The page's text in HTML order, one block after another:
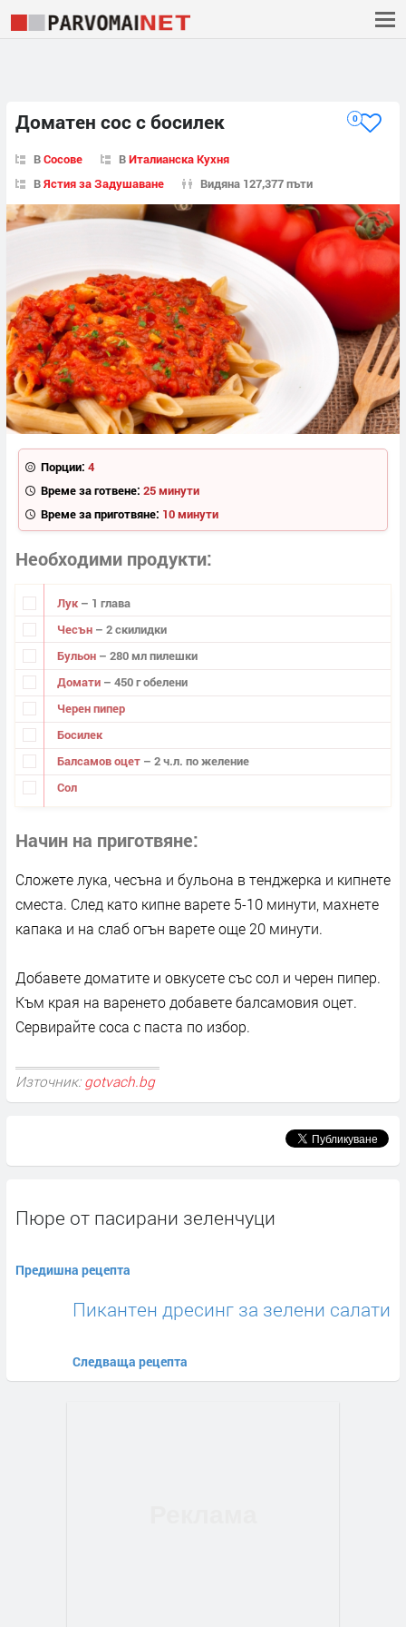
Доматен сос с босилек 0
ВСосове ВИталианска Кухня
ВЯстия за Задушаване Видяна 127,377 пъти
Порции: 4
Време за готвене: 25 минути
Време за приготвяне: 10 минути
Необходими продукти
Лук – 1 глава
Чесън – 2 скилидки
Бульон – 280 мл пилешки
Домати – 450 г обелени
Черен пипер
Босилек
Балсамов оцет – 2 ч.л. по желение
Сол
Начин на приготвяне
Сложете лука, чесъна и бульона в тенджерка и кипнете
сместа. След като кипне варете 5-10 минути, махнете
капакa и на слаб огън варете още 20 минути.
Добавете доматите и овкусете със сол и черен пипер.
Към края на варенето добавете балсамовия оцет.
Сервирайте соса с паста по избор.
Източник: gotvach.bg
Пюре от пасирани зеленчуци
Предишна рецепта
Пикантен дресинг за зелени салати
Следваща рецепта